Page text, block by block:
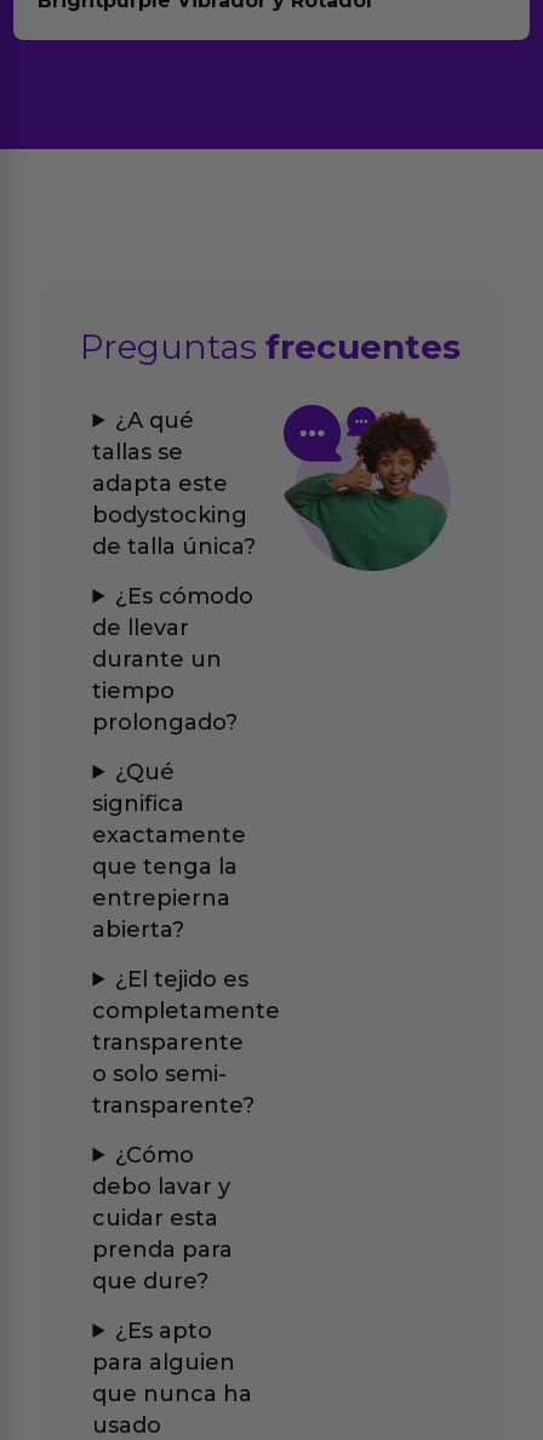
Preguntasfrecuentes
¿A qué
tallas se
adapta este
bodystocking
de talla única?
¿Es cómodo
de llevar
durante un
tiempo
prolongado?
¿Qué
significa
exactamente
que tenga la
entrepierna
abierta?
¿El tejido es
completamente
transparente
o solo semi-
transparente?
¿Cómo
debo lavar y
cuidar esta
prenda para
que dure?
¿Es apto
para alguien
que nunca ha
usado